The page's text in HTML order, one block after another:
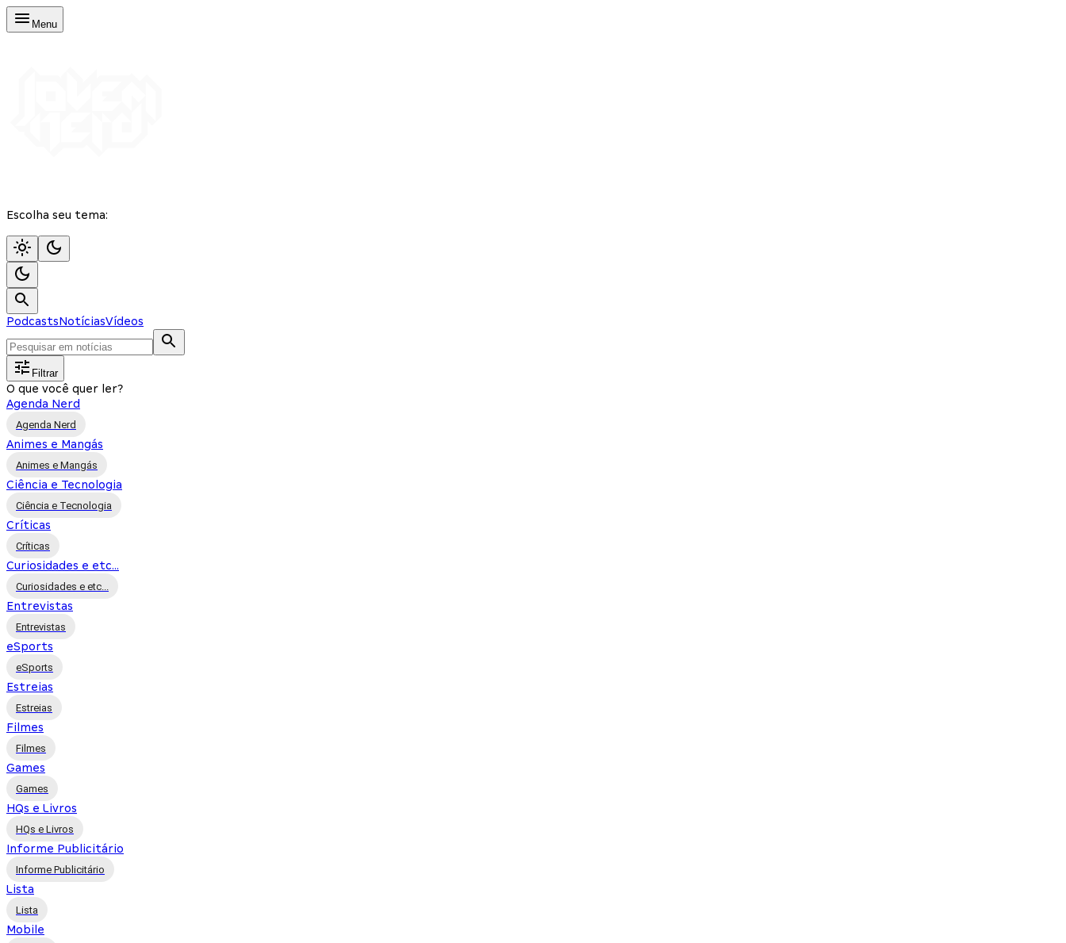
Menu
Escolha seu tema:
PodcastsNotíciasVídeos
Filtrar
O que você quer ler?
Agenda Nerd
Agenda Nerd
Animes e Mangás
Animes e Mangás
Ciência e Tecnologia
Ciência e Tecnologia
Críticas
Críticas
Curiosidades e etc...
Curiosidades e etc...
Entrevistas
Entrevistas
eSports
eSports
Estreias
Estreias
Filmes
Filmes
Games
Games
HQs e Livros
HQs e Livros
Informe Publicitário
Informe Publicitário
Lista
Lista
Mobile